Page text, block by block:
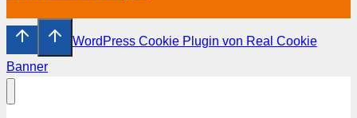
WordPress Cookie Plugin von Real Cookie
Banner